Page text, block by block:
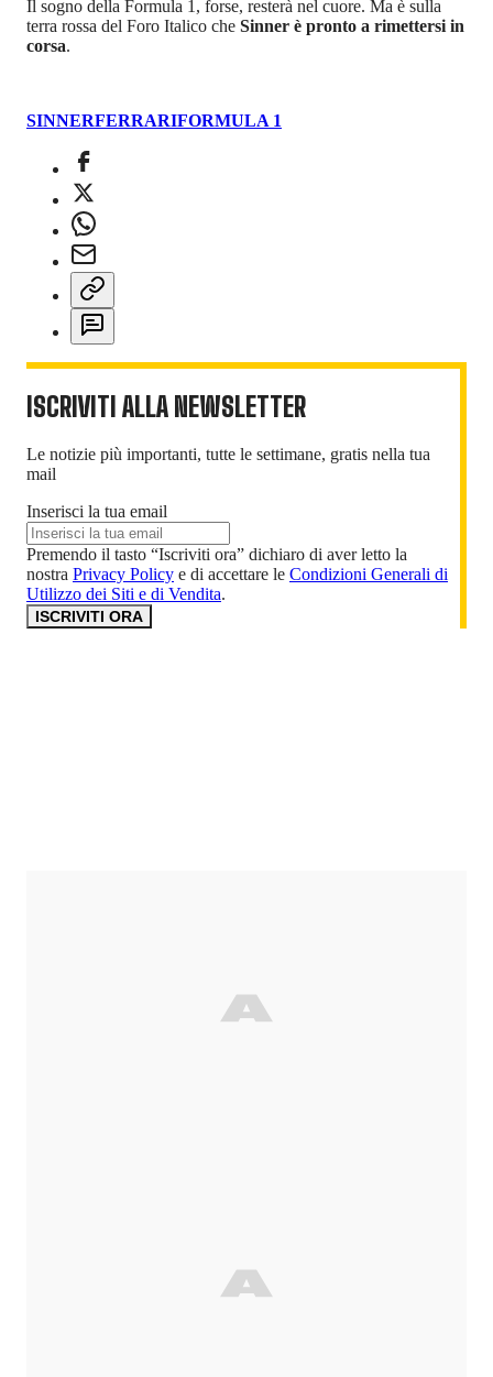
Il sogno della Formula 1, forse, resterà nel cuore. Ma è sulla
terra rossa del Foro Italico che Sinner è pronto a rimettersi in
corsa.
SINNERFERRARIFORMULA 1
ISCRIVITI ALLA NEWSLETTER
Le notizie più importanti, tutte le settimane, gratis nella tua
mail
Inserisci la tua email
Premendo il tasto “Iscriviti ora” dichiaro di aver letto la
nostra Privacy Policy e di accettare le Condizioni Generali di
Utilizzo dei Siti e di Vendita.
ISCRIVITI ORA